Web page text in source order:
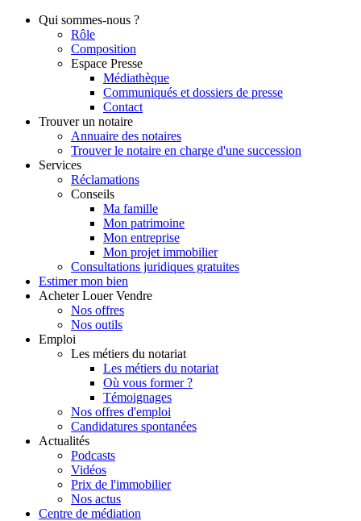
Qui sommes-nous ?
Rôle
Composition
Espace Presse
Médiathèque
Communiqués et dossiers de presse
Contact
Trouver un notaire
Annuaire des notaires
Trouver le notaire en charge d'une succession
Services
Réclamations
Conseils
Ma famille
Mon patrimoine
Mon entreprise
Mon projet immobilier
Consultations juridiques gratuites
Estimer mon bien
Acheter Louer Vendre
Nos offres
Nos outils
Emploi
Les métiers du notariat
Les métiers du notariat
Où vous former ?
Témoignages
Nos offres d'emploi
Candidatures spontanées
Actualités
Podcasts
Vidéos
Prix de l'immobilier
Nos actus
Centre de médiation